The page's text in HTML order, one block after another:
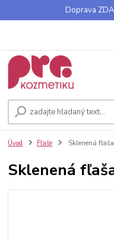
Doprava
Úvod Fľaše Sklenená
Sklenená